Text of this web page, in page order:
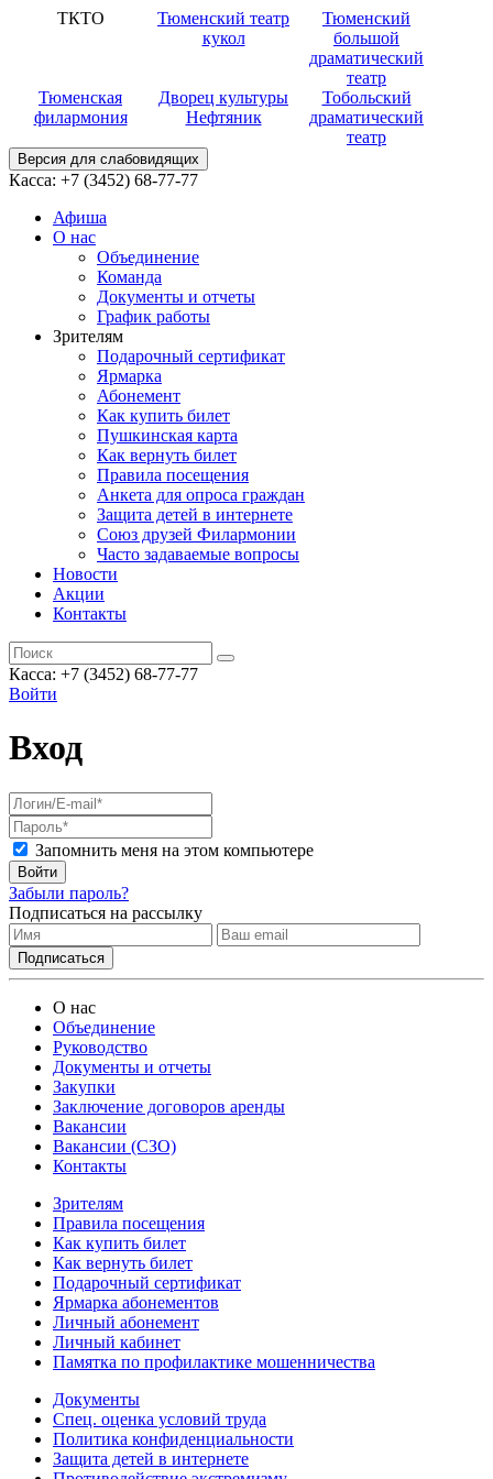
ТКТО
Тюменский театр
кукол
Тюменский
большой
драматический
театр
Тюменская
филармония
Дворец культуры
Нефтяник
Тобольский
драматический
театр
Версия для слабовидящих
Касса: +7 (3452) 68-77-77
Афиша
О нас
Объединение
Команда
Документы и отчеты
График работы
Зрителям
Подарочный сертификат
Ярмарка
Абонемент
Как купить билет
Пушкинская карта
Как вернуть билет
Правила посещения
Анкета для опроса граждан
Защита детей в интернете
Союз друзей Филармонии
Часто задаваемые вопросы
Новости
Акции
Контакты
Касса: +7 (3452) 68-77-77
Войти
Вход
Запомнить меня на этом компьютере
Войти
Забыли пароль?
Подписаться на рассылку
О нас
Объединение
Руководство
Документы и отчеты
Закупки
Заключение договоров аренды
Вакансии
Вакансии (СЗО)
Контакты
Зрителям
Правила посещения
Как купить билет
Как вернуть билет
Подарочный сертификат
Ярмарка абонементов
Личный абонемент
Личный кабинет
Памятка по профилактике мошенничества
Документы
Спец. оценка условий труда
Политика конфиденциальности
Защита детей в интернете